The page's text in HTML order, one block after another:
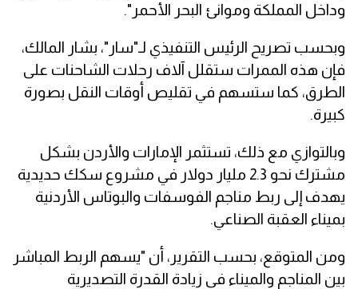
وداخل المملكة وموانئ البحر الأحمر".
وبحسب تصريح الرئيس التنفيذي لـ"سار"، بشار المالك،
فإن هذه الممرات ستقلل آلاف رحلات الشاحنات على
الطرق، كما ستسهم في تقليص أوقات النقل بصورة
كبيرة.
وبالتوازي مع ذلك، تستثمر الإمارات والأردن بشكل
مشترك نحو 2.3 مليار دولار في مشروع سكك حديدية
يهدف إلى ربط مناجم الفوسفات والبوتاس الأردنية
بميناء العقبة الصناعي.
ومن المتوقع، بحسب التقرير، أن "يسهم الربط المباشر
بين المناجم والميناء في زيادة القدرة التصديرية